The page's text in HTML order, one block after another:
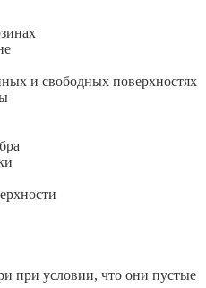
и свободных поверхностях
при условии, что они пустые